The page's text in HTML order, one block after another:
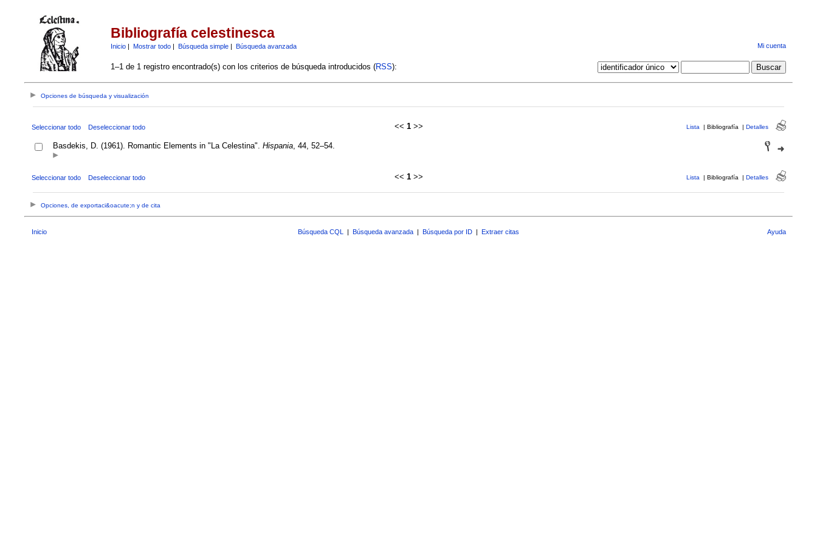
Bibliografía celestinesca
Inicio| Mostrar todo| Búsqueda simple| Búsqueda avanzada Mi cuenta
1–1 de 1 registro encontrado(s) con los criterios de búsqueda introducidos (RSS):
Opciones de búsqueda y visualización
Seleccionar todo Deseleccionar todo << 1>> Lista | Bibliografía | Detalles
Basdekis, D. (1961). Romantic Elements in "La Celestina". Hispania, 44, 52–54.
Seleccionar todo Deseleccionar todo << 1>> Lista | Bibliografía | Detalles
Opciones, de exportaci&oacute;n y de cita
Inicio Búsqueda CQL | Búsqueda avanzada | Búsqueda por ID | Extraer citas Ayuda